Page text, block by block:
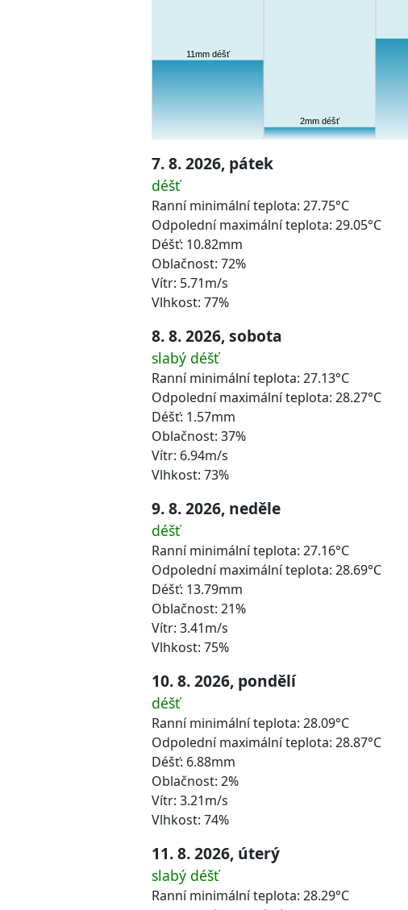
11mm déšť
2mm déšť
7. 8. 2026, pátek
déšť
Ranní minimální teplota: 27.75°C
Odpolední maximální teplota: 29.05°C
Déšť: 10.82mm
Oblačnost: 72%
Vítr: 5.71m/s
Vlhkost: 77%
8. 8. 2026, sobota
slabý déšť
Ranní minimální teplota: 27.13°C
Odpolední maximální teplota: 28.27°C
Déšť: 1.57mm
Oblačnost: 37%
Vítr: 6.94m/s
Vlhkost: 73%
9. 8. 2026, neděle
déšť
Ranní minimální teplota: 27.16°C
Odpolední maximální teplota: 28.69°C
Déšť: 13.79mm
Oblačnost: 21%
Vítr: 3.41m/s
Vlhkost: 75%
10. 8. 2026, pondělí
déšť
Ranní minimální teplota: 28.09°C
Odpolední maximální teplota: 28.87°C
Déšť: 6.88mm
Oblačnost: 2%
Vítr: 3.21m/s
Vlhkost: 74%
11. 8. 2026, úterý
slabý déšť
Ranní minimální teplota: 28.29°C